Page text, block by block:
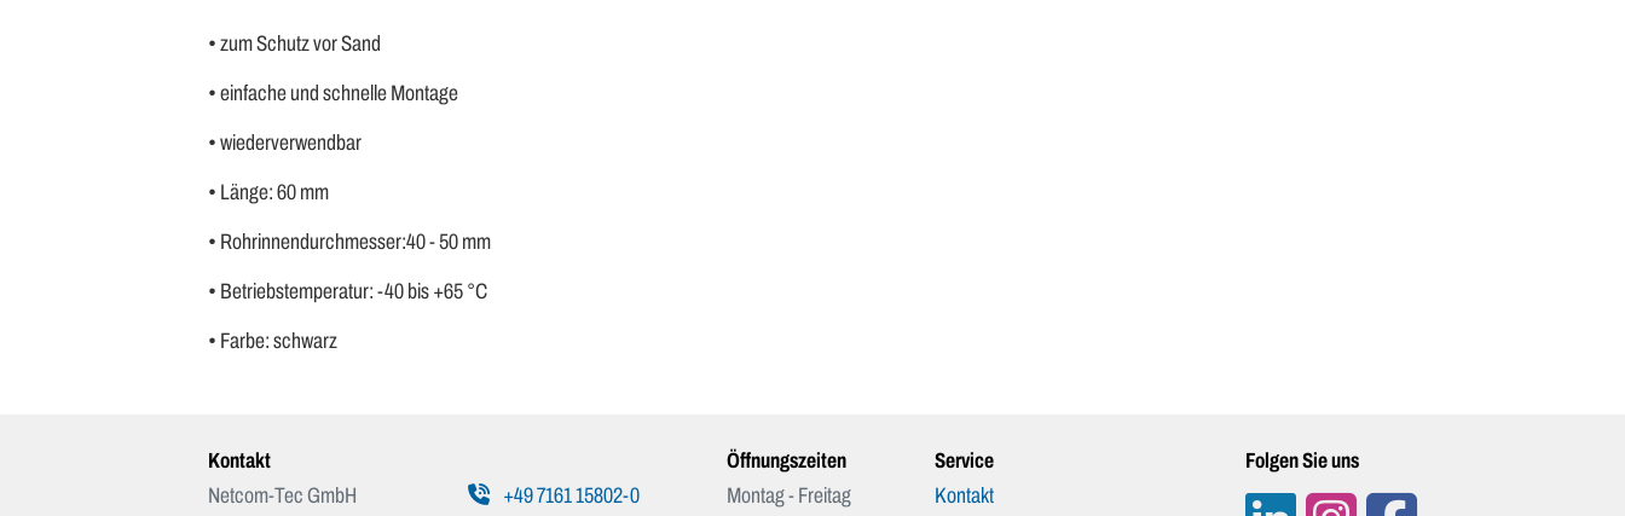
• zum Schutz vor Sand
• einfache und schnelle Montage
• wiederverwendbar
• Länge: 60 mm
• Rohrinnendurchmesser:40 - 50 mm
• Betriebstemperatur: -40 bis +65 °C
• Farbe: schwarz
Kontakt
Netcom-Tec GmbH
+49 7161 15802-0
Öffnungszeiten
Montag - Freitag
Service
Kontakt
Folgen Sie uns